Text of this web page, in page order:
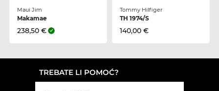
Maui Jim
Makamae
238,50 €
Tommy Hilfiger
TH 1974/S
140,00 €
TREBATE LI POMOĆ?